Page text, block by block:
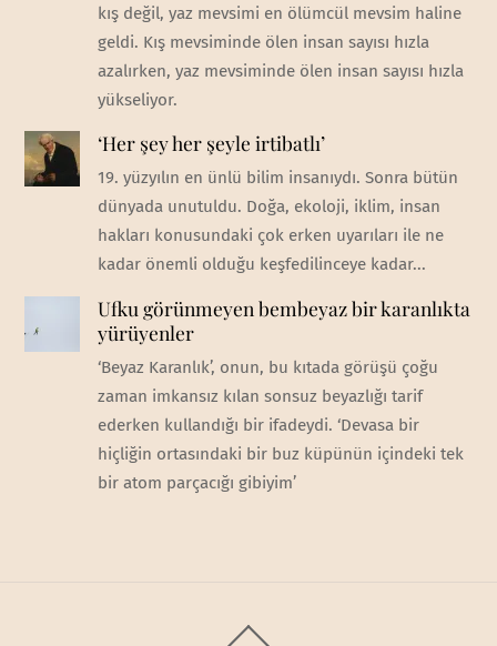
kış değil, yaz mevsimi en ölümcül mevsim haline
geldi. Kış mevsiminde ölen insan sayısı hızla
azalırken, yaz mevsiminde ölen insan sayısı hızla
yükseliyor.
‘Her şey her şeyle irtibatlı’
19. yüzyılın en ünlü bilim insanıydı. Sonra bütün
dünyada unutuldu. Doğa, ekoloji, iklim, insan
hakları konusundaki çok erken uyarıları ile ne
kadar önemli olduğu keşfedilinceye kadar...
Ufku görünmeyen bembeyaz bir karanlıkta
yürüyenler
‘Beyaz Karanlık’, onun, bu kıtada görüşü çoğu
zaman imkansız kılan sonsuz beyazlığı tarif
ederken kullandığı bir ifadeydi. ‘Devasa bir
hiçliğin ortasındaki bir buz küpünün içindeki tek
bir atom parçacığı gibiyim’